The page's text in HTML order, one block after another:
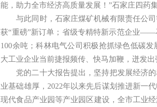
能，助力全市经济高质量发展！”石家庄四药
与此同时，石家庄煤矿机械有限责任公
获“重磅”新订单；省级专精特新示范企业——
100余吨；科林电气公司积极抢抓绿色低碳
大工业企业当前捷报频传、快马加鞭，迸发
党的二十大报告提出，坚持把发展经济
业基础雄厚，2022年以来先后谋划推进新一
现代食品产业园等产业园区建设，全市工业